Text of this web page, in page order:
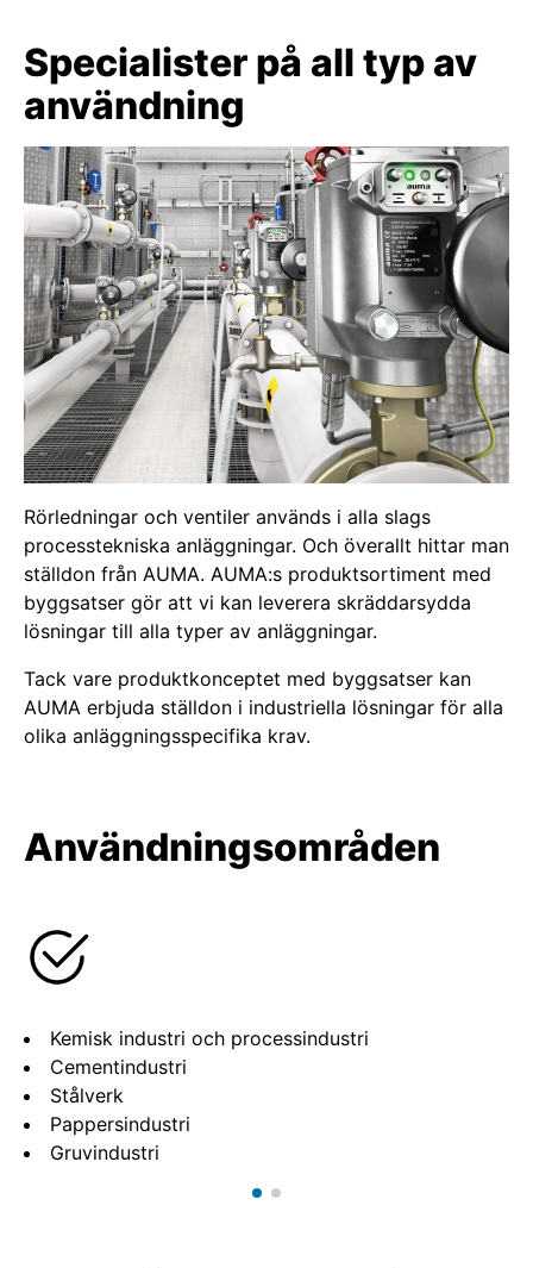
Specialister på all typ av
användning
Rörledningar och ventiler används i alla slags
processtekniska anläggningar. Och överallt hittar man
ställdon från AUMA. AUMA:s produktsortiment med
byggsatser gör att vi kan leverera skräddarsydda
lösningar till alla typer av anläggningar.
Tack vare produktkonceptet med byggsatser kan
AUMA erbjuda ställdon i industriella lösningar för alla
olika anläggningsspecifika krav.
Användningsområden
Kemisk industri och processindustri
Cementindustri
Stålverk
Pappersindustri
Gruvindustri